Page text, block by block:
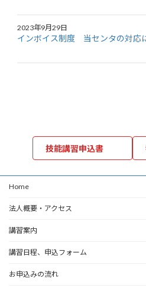
2023年9月29日
インボイス制度 当センタの対応
技能講習申込書
Home
法人概要・アクセス
講習案内
講習日程、申込フォーム
お申込みの流れ